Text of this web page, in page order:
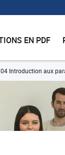
EN PDF
Introduction aux